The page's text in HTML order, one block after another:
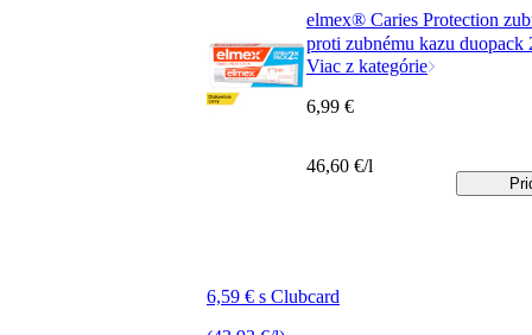
elmex® Caries Protection
proti zubnému kazu duopack
Viac z kategórie
6,59 € s Clubcard
6,99 €
46,60 €/l